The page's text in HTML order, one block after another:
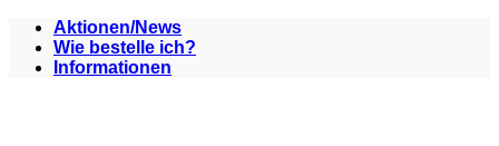
Zum
Inhalt
springen
Aktionen/News
Wie bestelle ich?
Informationen